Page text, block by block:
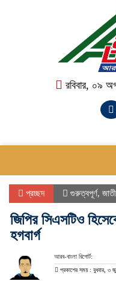
রবিবার, ০৯
প্রচ্ছদ গুরুত্বপূর্ণ,
জিপির সিএসটিও
হগবার্গ
আরব-বাংলা রিপোর্ট:
প্রকাশের সময় : বুধবার, ৩